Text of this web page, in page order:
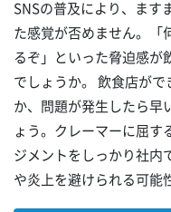
SNSの普及により、ます
た感覚が否めません。「
るぞ」といった脅迫感が
でしょうか。 飲食店が
か、問題が発生したら早
ょう。クレーマーに屈す
ジメントをしっかり社内
や炎上を避けられる可能